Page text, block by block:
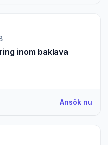
inom baklava
Ansök nu